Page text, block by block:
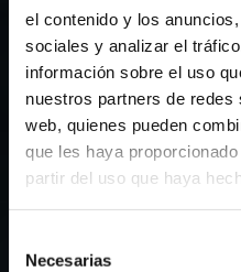
el contenido y los
sociales y analizar el
información sobre el uso
nuestros partners de
web, quienes pueden
que les haya
partir del uso que haya
Necesarias